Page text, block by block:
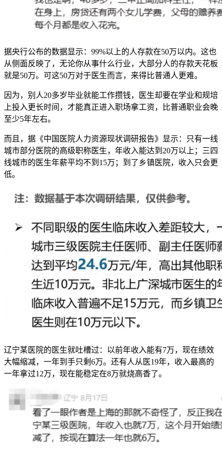
据央行公布的数据显示：99%以上的人存款在50万以内。这也
从侧面反映了，无论你从事什么行业，大部分人的存款天花板
就是50万。可这50万对于医生而言，来得比普通人更难。
因为，别人20多岁毕业就能工作攒钱，医生却要在学业和规培
上投入更长时间，才能真正进入职场拿工资，比普通职业会晚
至少5年左右。
而且，据《中国医院人力资源现状调研报告》显示：只有一线
城市部分医院的高级职称医生，年收入能达到20万以上；三四
线城市的医生年薪平均不到15万；到了乡镇医院，收入只会更
低。
辽宁某医院的医生就吐槽过：以前年收入能有7万，现在绩效
大幅缩减，一年到手只剩6万。还有人从医19年，收入最高的
一年拿过12万，现在能稳定在8万就烧高香了。